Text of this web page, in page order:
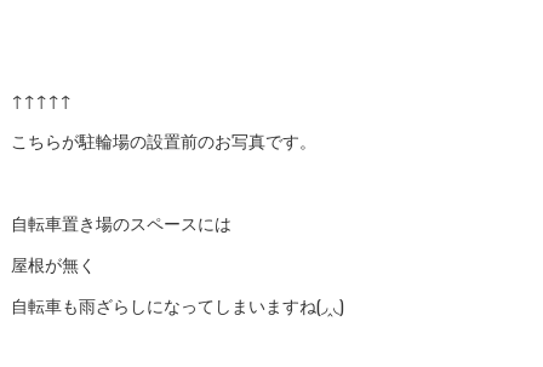
↑↑↑↑↑
こちらが駐輪場の設置前のお写真です。
自転車置き場のスペースには
屋根が無く
自転車も雨ざらしになってしまいますね(◞‸◟)